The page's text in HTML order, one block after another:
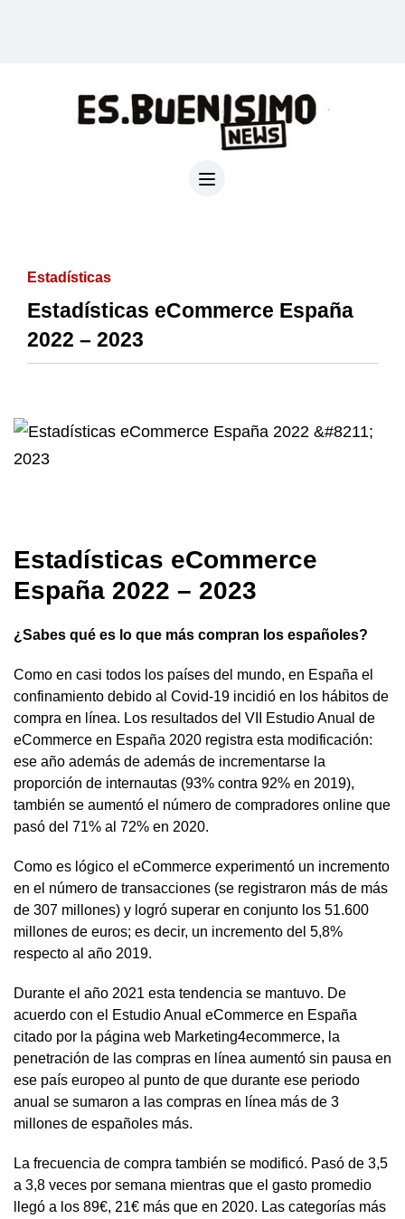
Estadísticas
Estadísticas eCommerce España
2022 – 2023
Estadísticas eCommerce
España 2022 – 2023
¿Sabes qué es lo que más compran los españoles?
Como en casi todos los países del mundo, en España el
confinamiento debido al Covid-19 incidió en los hábitos de
compra en línea. Los resultados del VII Estudio Anual de
eCommerce en España 2020 registra esta modificación:
ese año además de además de incrementarse la
proporción de internautas (93% contra 92% en 2019),
también se aumentó el número de compradores online que
pasó del 71% al 72% en 2020.
Como es lógico el eCommerce experimentó un incremento
en el número de transacciones (se registraron más de más
de 307 millones) y logró superar en conjunto los 51.600
millones de euros; es decir, un incremento del 5,8%
respecto al año 2019.
Durante el año 2021 esta tendencia se mantuvo. De
acuerdo con el Estudio Anual eCommerce en España
citado por la página web Marketing4ecommerce, la
penetración de las compras en línea aumentó sin pausa en
ese país europeo al punto de que durante ese periodo
anual se sumaron a las compras en línea más de 3
millones de españoles más.
La frecuencia de compra también se modificó. Pasó de 3,5
a 3,8 veces por semana mientras que el gasto promedio
llegó a los 89€, 21€ más que en 2020. Las categorías más